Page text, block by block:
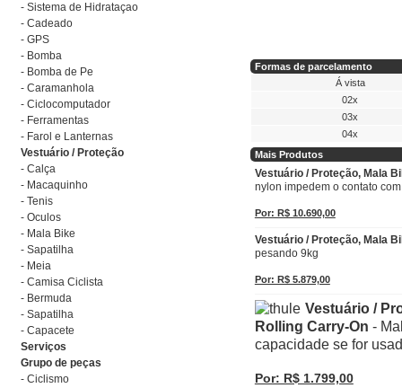
- Sistema de Hidrataçao
- Cadeado
- GPS
- Bomba
- Bomba de Pe
- Caramanhola
- Ciclocomputador
- Ferramentas
- Farol e Lanternas
Vestuário / Proteção
- Calça
- Macaquinho
- Tenis
- Oculos
- Mala Bike
- Sapatilha
- Meia
- Camisa Ciclista
- Bermuda
- Sapatilha
- Capacete
Serviços
Grupo de peças
- Ciclismo
Formas de parcelamento
Á vista
02x
03x
04x
Mais Produtos
Vestuário / Proteção, Mala
nylon impedem o contato
Por: R$ 10.690,00
Vestuário / Proteção, Mala
pesando 9kg
Por: R$ 5.879,00
Vestuário /
Rolling Carry-On -
capacidade se for
Por: R$ 1.799,00